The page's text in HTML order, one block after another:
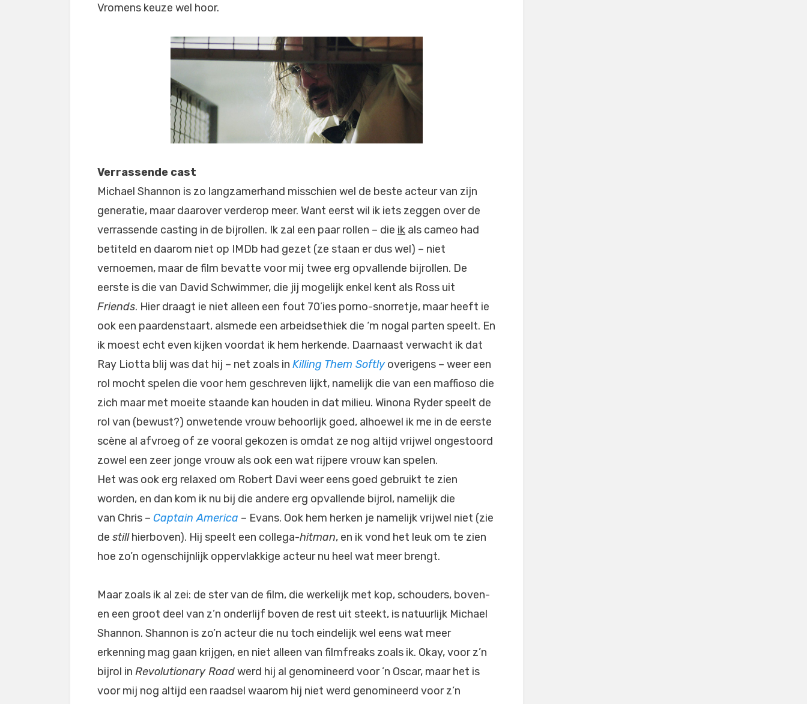
Vromens keuze wel hoor.
Verrassende cast
Michael Shannon is zo langzamerhand misschien wel de beste acteur van zijn
generatie, maar daarover verderop meer. Want eerst wil ik iets zeggen over de
verrassende casting in de bijrollen. Ik zal een paar rollen – die ik als cameo had
betiteld en daarom niet op IMDb had gezet (ze staan er dus wel) – niet
vernoemen, maar de film bevatte voor mij twee erg opvallende bijrollen. De
eerste is die van David Schwimmer, die jij mogelijk enkel kent als Ross uit
Friends. Hier draagt ie niet alleen een fout 70’ies porno-snorretje, maar heeft ie
ook een paardenstaart, alsmede een arbeidsethiek die ‘m nogal parten speelt. En
ik moest echt even kijken voordat ik hem herkende. Daarnaast verwacht ik dat
Ray Liotta blij was dat hij – net zoals in Killing Them Softlyoverigens – weer een
rol mocht spelen die voor hem geschreven lijkt, namelijk die van een maffioso die
zich maar met moeite staande kan houden in dat milieu. Winona Ryder speelt de
rol van (bewust?) onwetende vrouw behoorlijk goed, alhoewel ik me in de eerste
scène al afvroeg of ze vooral gekozen is omdat ze nog altijd vrijwel ongestoord
zowel een zeer jonge vrouw als ook een wat rijpere vrouw kan spelen.
Het was ook erg relaxed om Robert Davi weer eens goed gebruikt te zien
worden, en dan kom ik nu bij die andere erg opvallende bijrol, namelijk die
van Chris – Captain America – Evans. Ook hem herken je namelijk vrijwel niet (zie
de stillhierboven). Hij speelt een collega-hitman, en ik vond het leuk om te zien
hoe zo’n ogenschijnlijk oppervlakkige acteur nu heel wat meer brengt.
Maar zoals ik al zei: de ster van de film, die werkelijk met kop, schouders, boven-
en een groot deel van z’n onderlijf boven de rest uit steekt, is natuurlijk Michael
Shannon. Shannon is zo’n acteur die nu toch eindelijk wel eens wat meer
erkenning mag gaan krijgen, en niet alleen van filmfreaks zoals ik. Okay, voor z’n
bijrol in Revolutionary Roadwerd hij al genomineerd voor ’n Oscar, maar het is
voor mij nog altijd een raadsel waarom hij niet werd genomineerd voor z’n